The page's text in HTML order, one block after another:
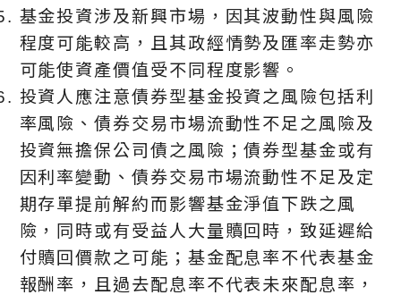
基金投資涉及新興市場，因其波動性與風險
程度可能較高，且其政經情勢及匯率走勢亦
可能使資產價值受不同程度影響。
投資人應注意債券型基金投資之風險包括利
率風險、債券交易市場流動性不足之風險及
投資無擔保公司債之風險；債券型基金或有
因利率變動、債券交易市場流動性不足及定
期存單提前解約而影響基金淨值下跌之風
險，同時或有受益人大量贖回時，致延遲給
付贖回價款之可能；基金配息率不代表基金
報酬率，且過去配息率不代表未來配息率，